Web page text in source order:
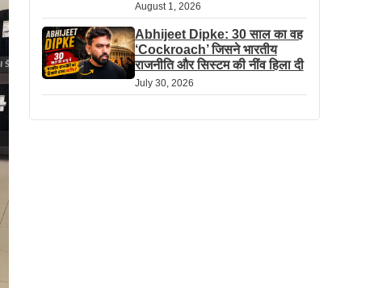
August 1, 2026
Abhijeet Dipke: 30 साल का वह
‘Cockroach’ जिसने भारतीय
राजनीति और सिस्टम की नींव हिला दी
July 30, 2026